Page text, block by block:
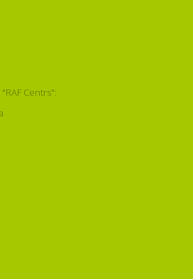
"RAF Centrs":